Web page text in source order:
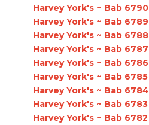
Harvey York's ~ Bab 6790
Harvey York's ~ Bab 6789
Harvey York's ~ Bab 6788
Harvey York's ~ Bab 6787
Harvey York's ~ Bab 6786
Harvey York's ~ Bab 6785
Harvey York's ~ Bab 6784
Harvey York's ~ Bab 6783
Harvey York's ~ Bab 6782